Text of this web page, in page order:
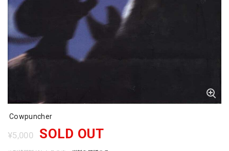
Cowpuncher
¥5,000 SOLD OUT